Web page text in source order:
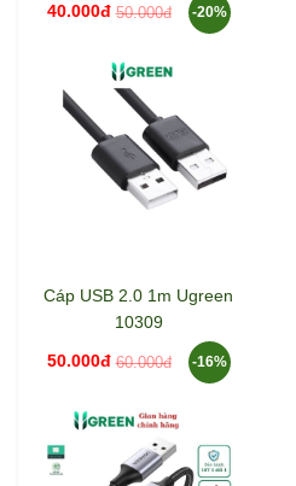
40.000đ 50.000đ -20%
Cáp USB 2.0 1m Ugreen
10309
50.000đ 60.000đ -16%